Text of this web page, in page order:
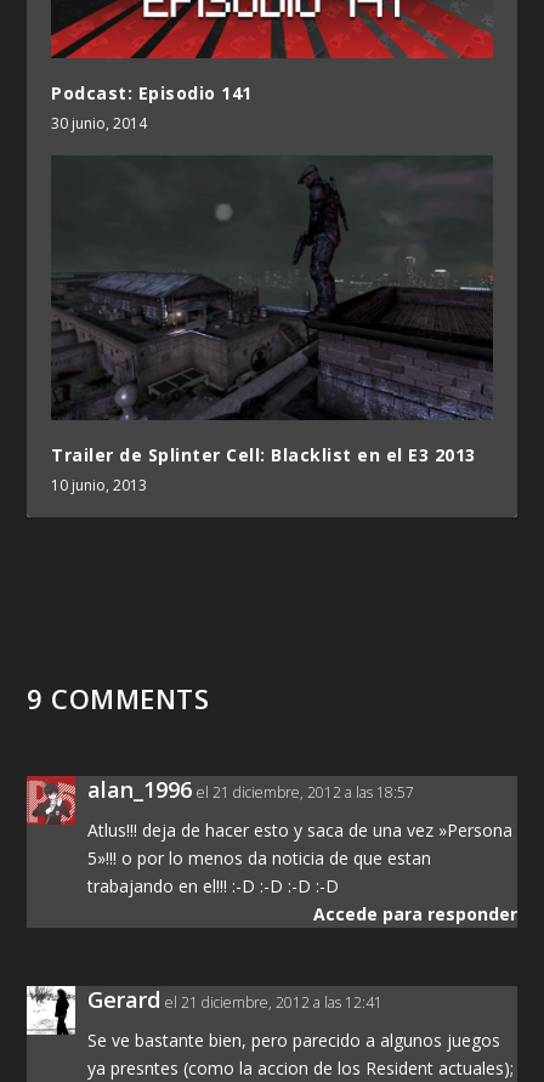
Podcast: Episodio 141
30 junio, 2014
Trailer de Splinter Cell: Blacklist en el E3 2013
10 junio, 2013
9 COMMENTS
alan_1996 el 21 diciembre, 2012 a las 18:57
Atlus!!! deja de hacer esto y saca de una vez »Persona
5»!!! o por lo menos da noticia de que estan
trabajando en el!!! :-D :-D :-D :-D
Accede para responder
Gerard el 21 diciembre, 2012 a las 12:41
Se ve bastante bien, pero parecido a algunos juegos
ya presntes (como la accion de los Resident actuales);